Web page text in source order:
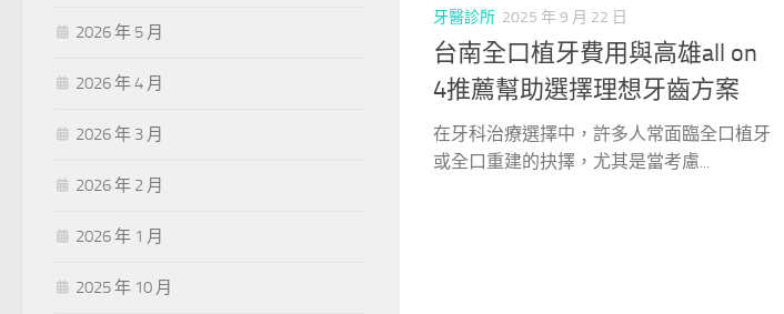
牙醫診所 2025 年 9 月 22 日
台南全口植牙費用與高雄all on
4推薦幫助選擇理想牙齒方案
在牙科治療選擇中，許多人常面臨全口植牙
或全口重建的抉擇，尤其是當考慮...
2026 年 5 月
2026 年 4 月
2026 年 3 月
2026 年 2 月
2026 年 1 月
2025 年 10 月